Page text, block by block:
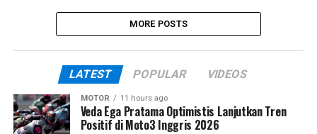
MORE POSTS
LATEST POPULAR VIDEOS
MOTOR 11 hours ago
Veda Ega Pratama Optimistis Lanjutkan Tren
Positif di Moto3 Inggris 2026